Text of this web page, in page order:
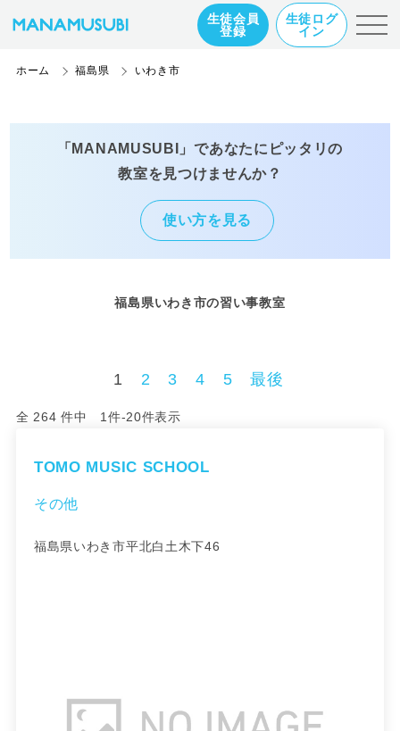
生徒会員
登録
生徒ログ
イン
ホーム 福島県 いわき市
「MANAMUSUBI」であなたにピッタリの
教室を見つけませんか？
使い方を見る
福島県いわき市の習い事教室
1 2 3 4 5 最後
全 264 件中 1件-20件表示
TOMO MUSIC SCHOOL
その他
福島県いわき市平北白土木下46